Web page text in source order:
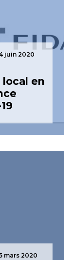
juin 2020
local en
mars 2020